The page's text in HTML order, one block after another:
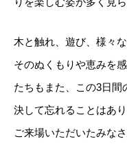
木と触れ、遊び、様々
そのぬくもりや恵みを
たちもまた、この3日間
決して忘れることはあり
ご来場いただいたみな